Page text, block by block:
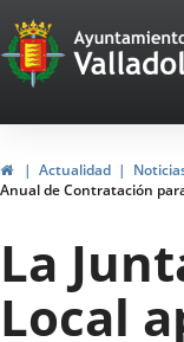
Portal
Web
del
de
InicioActualidad
Anual de Contratación
La
Local